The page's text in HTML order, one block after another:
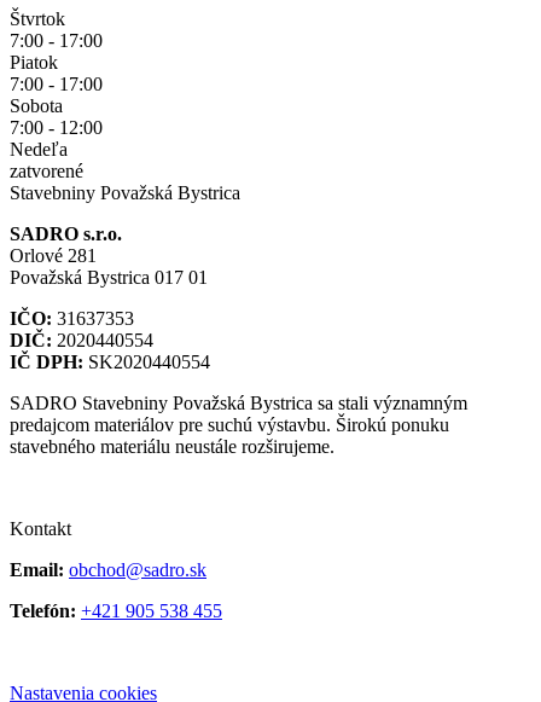
Štvrtok
7:00 - 17:00
Piatok
7:00 - 17:00
Sobota
7:00 - 12:00
Nedeľa
zatvorené
Stavebniny Považská Bystrica
SADRO s.r.o.
Orlové 281
Považská Bystrica 017 01
IČO: 31637353
DIČ: 2020440554
IČ DPH: SK2020440554
SADRO Stavebniny Považská Bystrica sa stali významným
predajcom materiálov pre suchú výstavbu. Širokú ponuku
stavebného materiálu neustále rozširujeme.
Kontakt
Email: obchod@sadro.sk
Telefón: +421 905 538 455
Nastavenia cookies